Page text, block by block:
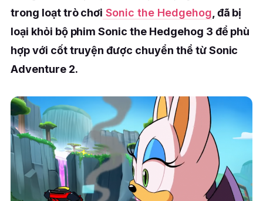
trong loạt trò chơi Sonic the Hedgehog , đã bị
loại khỏi bộ phim Sonic the Hedgehog 3 để phù
hợp với cốt truyện được chuyển thể từ Sonic
Adventure 2.